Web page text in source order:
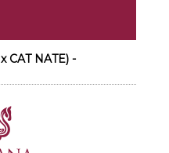
CAT NATE) -